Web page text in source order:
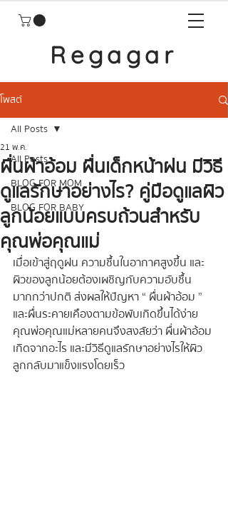
Regagar
โพสต์
All Posts
BLOG FOR MOM
BLOG FOR BABY
All Posts
ผื่นผ้าอ้อม ผื่นเด็กหน้าฝน มีวิธี
ดูแลรักษาอย่างไร? คู่มือดูแลผิว
ลูกน้อยแบบครบถ้วนสำหรับ
คุณพ่อคุณแม่
21 พ.ค.
เมื่อเข้าสู่ฤดูฝน ความชื้นในอากาศสูงขึ้น และ
ผิวของลูกน้อยต้องเผชิญกับความอับชื้น
มากกว่าปกติ ส่งผลให้ปัญหา “ ผื่นผ้าอ้อม ”
และผื่นระคายเคืองตามข้อพับเกิดขึ้นได้ง่าย
คุณพ่อคุณแม่หลายคนจึงสงสัยว่า ผื่นผ้าอ้อม
เกิดจากอะไร และมีวิธีดูแลรักษาอย่างไรให้ผิว
ลูกกลับมาแข็งแรงโดยเร็ว